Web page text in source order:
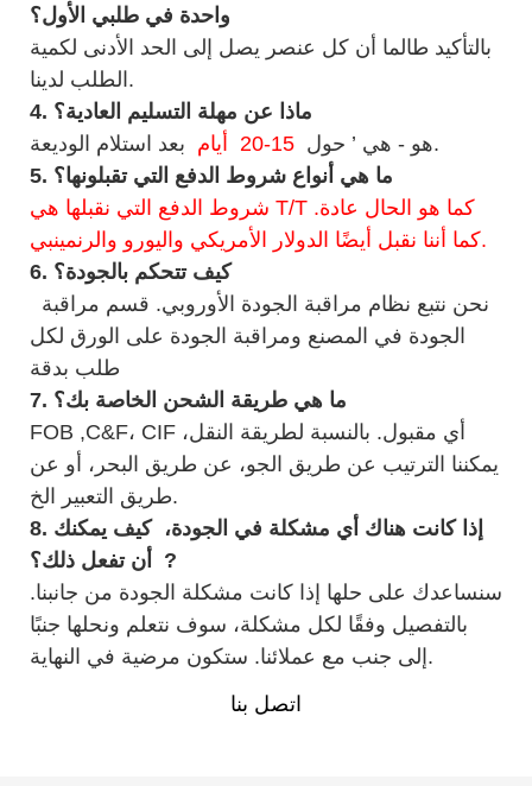
واحدة في طلبي الأول؟
بالتأكيد طالما أن كل عنصر يصل إلى الحد الأدنى لكمية
الطلب لدينا.
4. ماذا عن مهلة التسليم العادية؟
هو - هي ’ حول أيام
بعد استلام الوديعة.
5. ما هي أنواع شروط الدفع التي تقبلونها؟
شروط الدفع التي نقبلها هي T/T كما هو الحال عادة.
كما أننا نقبل أيضًا الدولار الأمريكي واليورو والرنمينبي.
6. كيف تتحكم بالجودة؟
الجودة في المصنع ومراقبة الجودة على الورق لكل
طلب بدقة
7. ما هي طريقة الشحن الخاصة بك؟
FOB ,C&F، CIF أي مقبول. بالنسبة لطريقة النقل،
يمكننا الترتيب عن طريق الجو، عن طريق البحر، أو عن
طريق التعبير الخ.
8.
إذا كانت هناك أي مشكلة في الجودة، كيف يمكنك
?
سنساعدك على حلها إذا كانت مشكلة الجودة من جانبنا.
بالتفصيل وفقًا لكل مشكلة، سوف نتعلم ونحلها جنبًا
إلى جنب مع عملائنا. ستكون مرضية في النهاية.
اتصل بنا